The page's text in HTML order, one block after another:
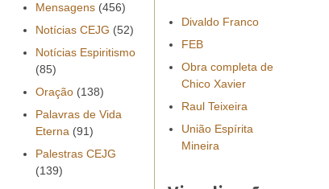
Mensagens (456)
Notícias CEJG (52)
Notícias Espiritismo
(85)
Oração (138)
Palavras de Vida
Eterna (91)
Palestras CEJG
(139)
Divaldo Franco
FEB
Obra completa de
Chico Xavier
Raul Teixeira
União Espírita
Mineira